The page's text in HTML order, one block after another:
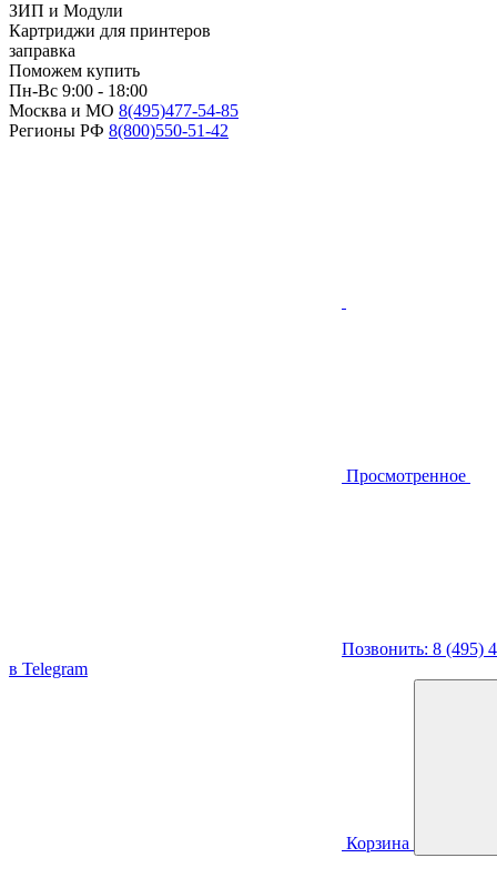
ЗИП и Модули
Картриджи для принтеров
заправка
Поможем купить
Пн-Вс 9:00 - 18:00
Москва и МО 8(495)477-54-85
Регионы РФ 8(800)550-51-42
Просмотренное
Позвонить: 8 (495)
в Telegram
Корзина